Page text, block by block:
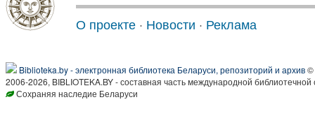
О проекте · Новости · Реклама
Biblioteka.by - электронная библиотека Беларуси, репозиторий и архив©
2006-2026, BIBLIOTEKA.BY - составная часть международной
Сохраняя наследие Беларуси